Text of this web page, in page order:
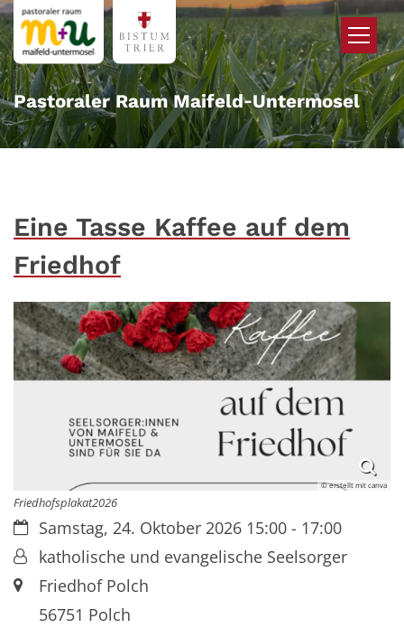
Zum Inhalt springen
Pastoraler Raum Maifeld‑Untermosel
Eine Tasse Kaffee auf dem
Friedhof
© erstellt mit canva
Friedhofsplakat2026
Datum:Samstag, 24. Oktober 2026 15:00 - 17:00
Von:katholische und evangelische Seelsorger
Ort:Friedhof Polch
56751 Polch